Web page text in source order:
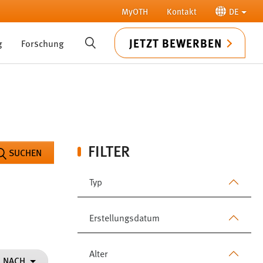
MyOTH Kontakt DE
Forschung SUCHE JETZT BEWERBEN
FILTER
Typ
Erstellungsdatum
Alter
SUCHEN